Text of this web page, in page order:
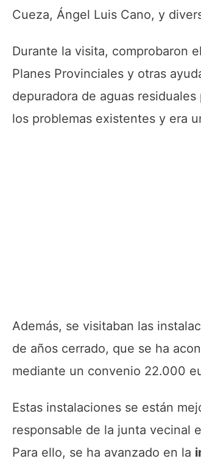
Cueza, Ángel Luis Cano, y
Durante la visita, comprobaron
Planes Provinciales y otras
depuradora de aguas
los problemas existentes y era
Además, se visitaban las
de años cerrado, que se ha
mediante un convenio 22.000
Estas instalaciones se están
responsable de la junta vecinal
Para ello, se ha avanzado en la